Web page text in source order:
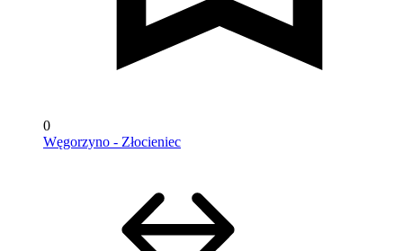
0
Węgorzyno - Złocieniec